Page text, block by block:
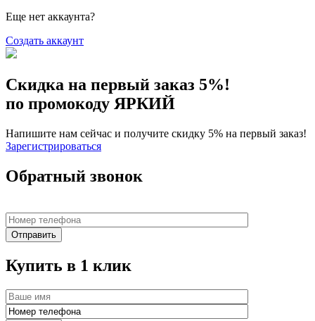
Еще нет аккаунта?
Создать аккаунт
Скидка на первый заказ 5%!
по промокоду ЯРКИЙ
Напишите нам сейчас и получите скидку 5% на первый заказ!
Зарегистрироваться
Обратный звонок
Купить в 1 клик